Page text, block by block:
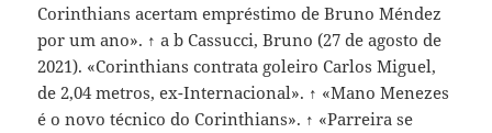
Corinthians acertam empréstimo de Bruno Méndez
por um ano». ↑ a b Cassucci, Bruno (27 de agosto de
2021). «Corinthians contrata goleiro Carlos Miguel,
de 2,04 metros, ex-Internacional». ↑ «Mano Menezes
é o novo técnico do Corinthians». ↑ «Parreira se